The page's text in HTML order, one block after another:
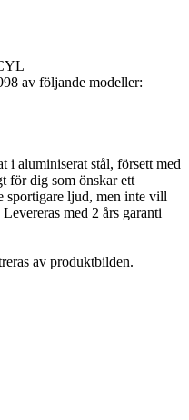
av följande modeller:
i aluminiserat stål, försett med
för dig som önskar ett
sportigare ljud, men inte vill
med 2 års garanti
av produktbilden.